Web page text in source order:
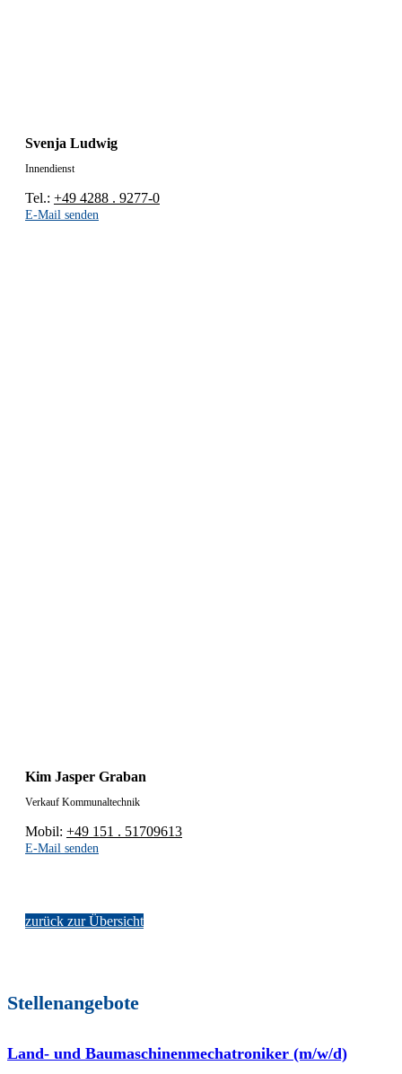
Svenja Ludwig
Innendienst
Tel.: +49 4288 . 9277-0
E-Mail senden
Kim Jasper Graban
Verkauf Kommunaltechnik
Mobil: +49 151 . 51709613
E-Mail senden
zurück zur Übersicht
Stellenangebote
Land- und Baumaschinenmechatroniker (m/w/d)